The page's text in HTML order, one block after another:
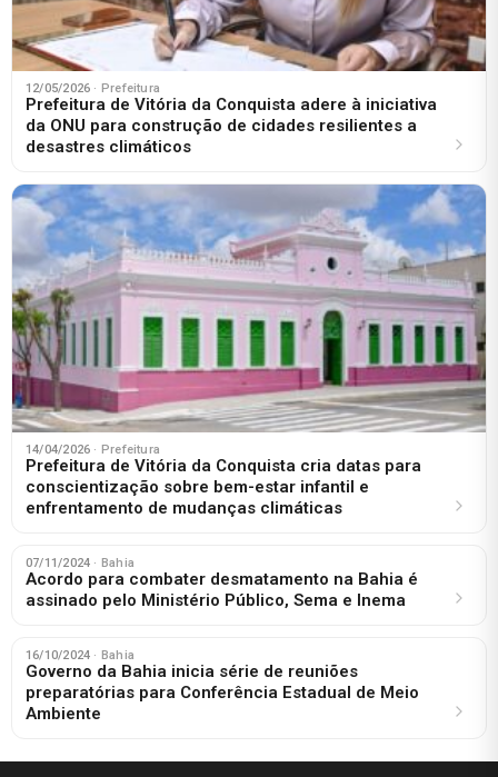
12/05/2026 · Prefeitura
Prefeitura de Vitória da Conquista adere à iniciativa
da ONU para construção de cidades resilientes a
desastres climáticos
14/04/2026 · Prefeitura
Prefeitura de Vitória da Conquista cria datas para
conscientização sobre bem-estar infantil e
enfrentamento de mudanças climáticas
07/11/2024 · Bahia
Acordo para combater desmatamento na Bahia é
assinado pelo Ministério Público, Sema e Inema
16/10/2024 · Bahia
Governo da Bahia inicia série de reuniões
preparatórias para Conferência Estadual de Meio
Ambiente